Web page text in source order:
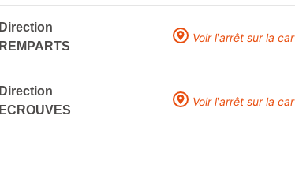
Direction
REMPARTS
Voir l'arrêt sur la
Direction
ECROUVES
Voir l'arrêt sur la